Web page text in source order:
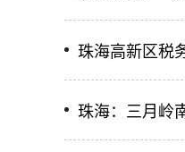
珠海高新区税
珠海：三月岭